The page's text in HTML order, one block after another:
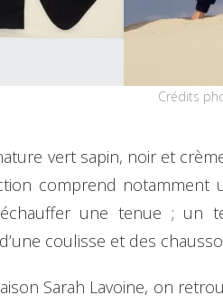
Crédits
vert sapin, noir et
comprend
une tenue ; un
coulisse et des
Sarah Lavoine, on